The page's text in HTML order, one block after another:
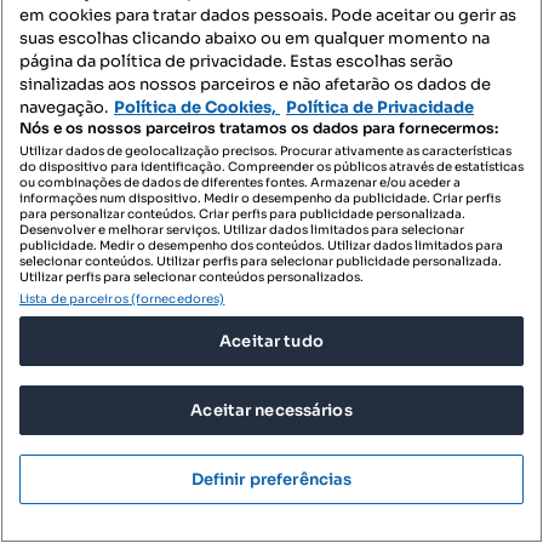
1290 €129 €/m²
Estúdio - localizado em Aveiro
Glória e Vera Cruz, Aveiro, Aveiro
Tipologia
T0
Preço por metro quadrado
10 m²
Uniplaces
Profissional
em cookies para tratar dados pessoais. Pode aceitar ou gerir as
suas escolhas clicando abaixo ou em qualquer momento na
página da política de privacidade. Estas escolhas serão
sinalizadas aos nossos parceiros e não afetarão os dados de
navegação. Política de Cookies, Política de Privacidade
Nós e os nossos parceiros tratamos os dados para fornecermos:
Utilizar dados de geolocalização precisos. Procurar ativamente as características
do dispositivo para identificação. Compreender os públicos através de estatísticas
ou combinações de dados de diferentes fontes. Armazenar e/ou aceder a
informações num dispositivo. Medir o desempenho da publicidade. Criar perfis
para personalizar conteúdos. Criar perfis para publicidade personalizada.
Desenvolver e melhorar serviços. Utilizar dados limitados para selecionar
publicidade. Medir o desempenho dos conteúdos. Utilizar dados limitados para
selecionar conteúdos. Utilizar perfis para selecionar publicidade personalizada.
Utilizar perfis para selecionar conteúdos personalizados.
Lista de parceiros (fornecedores)
Aceitar tudo
Aceitar necessários
Definir preferências